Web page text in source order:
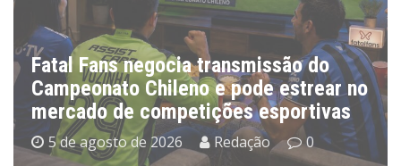
Fatal Fans negocia transmissão do
Campeonato Chileno e pode estrear no
mercado de competições esportivas
5 de agosto de 2026 Redação 0